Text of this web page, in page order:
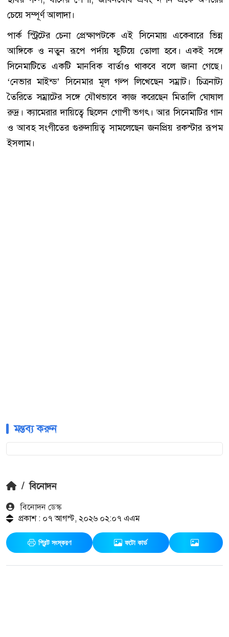
চেয়ে সম্পূর্ণ আলাদা।
পার্ক স্ট্রিটের চেনা প্রেক্ষাপটকে এই সিনেমায় একেবারে ভিন্ন
আঙ্গিকে ও নতুন রূপে পর্দায় ফুটিয়ে তোলা হবে। একই সঙ্গে
সিনেমাটিতে একটি মানবিক বার্তাও থাকবে বলে জানা গেছে।
‘নেভার মাইন্ড’ সিনেমার মূল গল্প লিখেছেন সম্রাট। চিত্রনাট্য
তৈরিতে সম্রাটের সঙ্গে যৌথভাবে কাজ করেছেন মিতালি ঘোষাল
রুদ্র। ক্যামেরার দায়িত্বে ছিলেন গোপী ভগৎ। আর সিনেমাটির গান
ও আবহ সংগীতের গুরুদায়িত্ব সামলেছেন জনপ্রিয় রকস্টার রূপম
ইসলাম।
মন্তব্য করুন
/ বিনোদন
বিনোদন ডেস্ক
প্রকাশ : ০৭ আগস্ট, ২০২৬ ০২:০৭ এএম
প্রিন্ট সংস্করণ ফটো কার্ড